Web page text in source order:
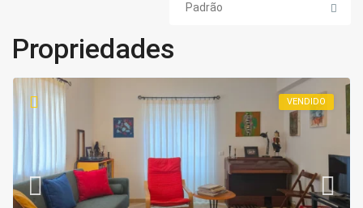
Padrão
Propriedades
VENDIDO